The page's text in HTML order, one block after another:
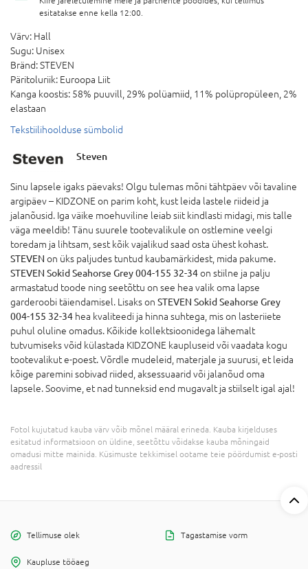
esitatakse enne kella 12:00.
Värv: Hall
Sugu: Unisex
Bränd:STEVEN
Päritoluriik: Euroopa Liit
Kanga koostis: 58% puuvill, 29% polüamiid, 11% polüpropüleen, 2%
elastaan
Tekstiilihoolduse sümbolid
Steven
Sinu lapsele igaks päevaks! Olgu tulemas mõni tähtpäev või tavaline
argipäev – KIDZONE on parim koht, kust leida lastele riideid ja
jalanõusid. Iga väike moehuviline leiab siit kindlasti midagi, mis talle
väga meeldib! Tänu suurele tootevalikule on ostlemine veelgi
toredam ja lihtsam, sest kõik vajalikud saad osta ühest kohast.
STEVEN on üks paljudes tuntud kaubamärkidest, mida pakume.
STEVEN Sokid Seahorse Grey 004-155 32-34on stiilne ja palju
armastatud toode ning seetõttu on see hea valik oma lapse
garderoobi täiendamisel. Lisaks on STEVEN Sokid Seahorse Grey
004-155 32-34 hea kvaliteedi ja hinna suhtega, mis on lasteriiete
puhul oluline omadus. Kõikide kollektsioonidega lähemalt
tutvumiseks võid külastada KIDZONE kaupluseid või vaadata kogu
tootevalikut e-poest. Võrdle mudeleid, materjale ja suurusi, et leida
kõige paremini sobivad riided, aksessuaarid või jalanõud oma
lapsele. Soovime, et nad tunneksid end mugavalt ja stiilselt igal ajal!
Fotol kujutatud kauba värv võib mõnel määral erineda. Kauba kirjelduses
esitatud informatsioon on üldine, seetõttu võidakse kauba mõningaid
omadusi mitte mainida. Küsimuste tekkimisel ootame teie pöördumist e-posti
aadressil
Tellimuse olek Tagastamise vorm
Kaupluse tööaeg